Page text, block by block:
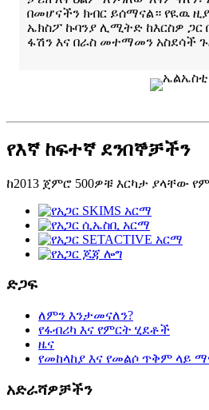
በመሆናችን ክብር ይሰማናል። የዪዉ
ኤክስፖ ኩባንያ ሊሚትድ ከእርስዎ ጋር
ፋሽን እና በራስ መተማመን አስደሳች
የእኛ ከፍተኛ ደንበኞቻችን
ከ2013 ጀምሮ 500ዎቹ እርካታ ያላቸው
ድጋፍ
ለምን እንታመናለን?
የፋብሪካ እና የምርት ሂደቶች
ዜና
የመከላከያ እና የመልሶ ጥቅም ላይ
አድራሻዎቻችን